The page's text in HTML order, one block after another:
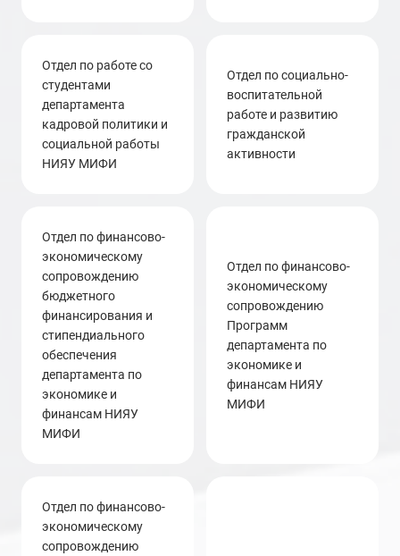
отдел по работе со
студентами
департамента
кадровой политики и
социальной работы
НИЯУ МИФИ
Отдел по социально-
воспитательной
работе и развитию
гражданской
активности
отдел по финансово-
экономическому
сопровождению
бюджетного
финансирования и
стипендиального
обеспечения
департамента по
экономике и
финансам НИЯУ
МИФИ
Отдел по финансово-
экономическому
сопровождению
Программ
департамента по
экономике и
финансам НИЯУ
МИФИ
отдел по финансово-
экономическому
сопровождению